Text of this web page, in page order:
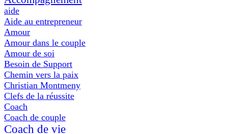
aide
Aide au entrepreneur
Amour
Amour dans le couple
Amour de soi
Besoin de Support
Chemin vers la paix
Christian Montmeny
Clefs de la réussite
Coach
Coach de couple
Coach de vie